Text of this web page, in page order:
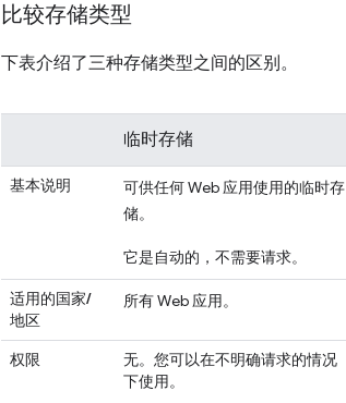
比较存储类型
下表介绍了三种存储类型之间的区别。
临时存储
基本说明
可供任何 Web 应用使用的临时存
储。
它是自动的，不需要请求。
适用的国家/
地区
所有 Web 应用。
权限
无。您可以在不明确请求的情况
下使用。